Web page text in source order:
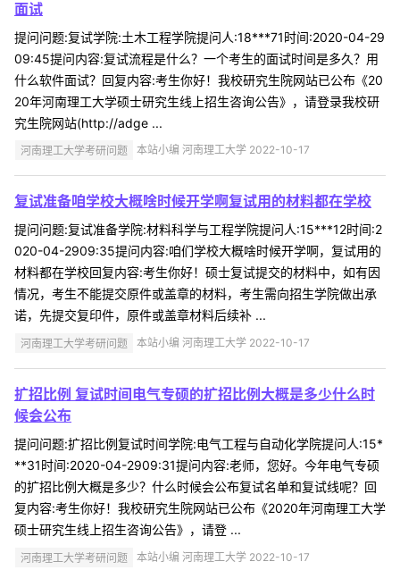
面试
提问问题:复试学院:土木工程学院提问人:18***71时间:2020-04-29
09:45提问内容:复试流程是什么？一个考生的面试时间是多久？用
什么软件面试？回复内容:考生你好！我校研究生院网站已公布《20
20年河南理工大学硕士研究生线上招生咨询公告》，请登录我校研
究生院网站(http://adge ...
河南理工大学考研问题 本站小编 河南理工大学 2022-10-17
复试准备咱学校大概啥时候开学啊复试用的材料都在学校
提问问题:复试准备学院:材料科学与工程学院提问人:15***12时间:2
020-04-2909:35提问内容:咱们学校大概啥时候开学啊，复试用的
材料都在学校回复内容:考生你好！硕士复试提交的材料中，如有因
情况，考生不能提交原件或盖章的材料，考生需向招生学院做出承
诺，先提交复印件，原件或盖章材料后续补 ...
河南理工大学考研问题 本站小编 河南理工大学 2022-10-17
扩招比例 复试时间电气专硕的扩招比例大概是多少什么时
候会公布
提问问题:扩招比例复试时间学院:电气工程与自动化学院提问人:15*
**31时间:2020-04-2909:31提问内容:老师，您好。今年电气专硕
的扩招比例大概是多少？什么时候会公布复试名单和复试线呢？回
复内容:考生你好！我校研究生院网站已公布《2020年河南理工大学
硕士研究生线上招生咨询公告》，请登 ...
河南理工大学考研问题 本站小编 河南理工大学 2022-10-17